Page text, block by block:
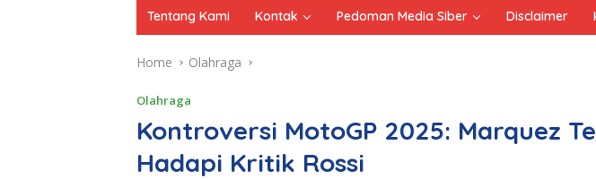
Informasi
Anda"
Tentang Kami Kontak Pedoman Media Siber Disclaimer
Home Olahraga
Olahraga
Kontroversi MotoGP 2025: Marquez
Hadapi Kritik Rossi